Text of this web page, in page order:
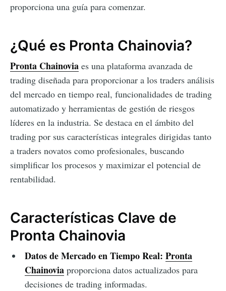
proporciona una guía para comenzar.
¿Qué es Pronta Chainovia?
Pronta Chainovia es una plataforma avanzada de
trading diseñada para proporcionar a los traders análisis
del mercado en tiempo real, funcionalidades de trading
automatizado y herramientas de gestión de riesgos
líderes en la industria. Se destaca en el ámbito del
trading por sus características integrales dirigidas tanto
a traders novatos como profesionales, buscando
simplificar los procesos y maximizar el potencial de
rentabilidad.
Características Clave de
Pronta Chainovia
Datos de Mercado en Tiempo Real: Pronta
Chainoviaproporciona datos actualizados para
decisiones de trading informadas.